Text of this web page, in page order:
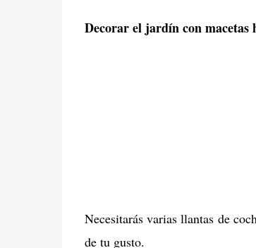
Decorar el jardín con macetas
Necesitarás varias llantas de
de tu gusto.